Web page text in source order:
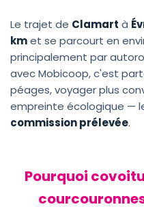
Le trajet de Clamart à
kmet se parcourt en
principalement par
avec Mobicoop, c'est
péages, voyager plus
empreinte écologique —
commission prélevée.
Pourquoi